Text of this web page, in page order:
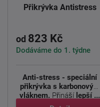
Přikrývka Antistress
od 823 Kč
Dodáváme do 1. týdne
Anti-stress - speciální
přikrývka s karbonovým
vláknem. Přináší lepší ...